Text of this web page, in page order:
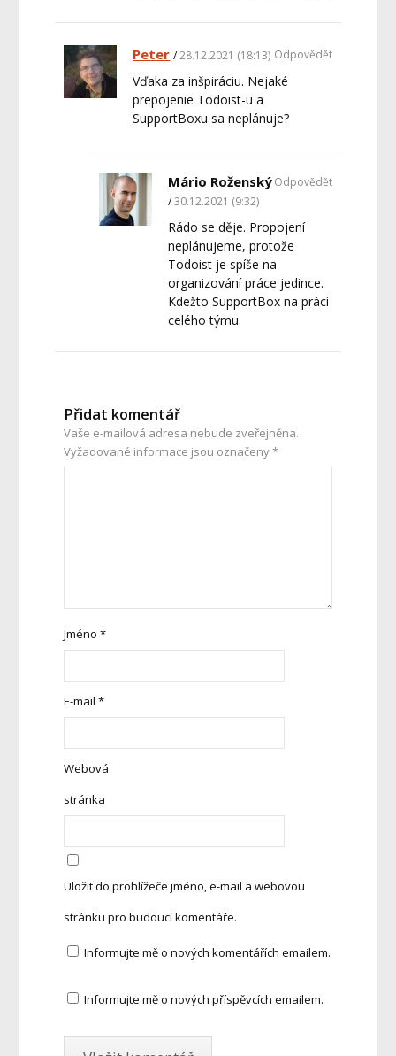
Peter 28.12.2021 (18:13)
Vďaka za inšpiráciu. Nejaké
prepojenie Todoist-u a
SupportBoxu sa neplánuje?
Odpovědět
Mário Roženský
30.12.2021 (9:32)
Rádo se děje. Propojení
neplánujeme, protože
Todoist je spíše na
organizování práce jedince.
Kdežto SupportBox na práci
celého týmu.
Odpovědět
Přidat komentář
Vaše e-mailová adresa nebude zveřejněna.
Vyžadované informace jsou označeny*
Jméno*
E-mail*
Webová
stránka
Uložit do prohlížeče jméno, e-mail a webovou
stránku pro budoucí komentáře.
Informujte mě o nových komentářích emailem.
Informujte mě o nových příspěvcích emailem.